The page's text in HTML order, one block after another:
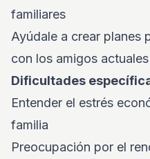
familiares
Ayúdale a crear planes
con los amigos actuales
Dificultades
Entender el estrés
familia
Preocupación por el